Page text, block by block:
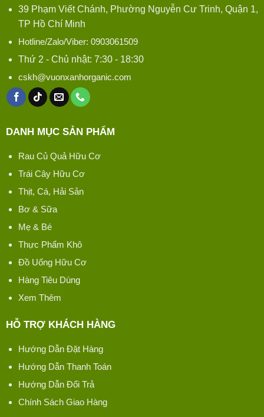
39 Phạm Viết Chánh, Phường Nguyễn Cư Trinh, Quận 1,
TP Hồ Chí Minh
Hotline/Zalo/Viber: 0903061509
Thứ 2 - Chủ nhật: 7:30 - 18:30
cskh@vuonxanhorganic.com
DANH MỤC SẢN PHẨM
Rau Củ Quả Hữu Cơ
Trái Cây Hữu Cơ
Thịt, Cá, Hải Sản
Bơ & Sữa
Mẹ & Bé
Thực Phẩm Khô
Đồ Uống Hữu Cơ
Hàng Tiêu Dùng
Xem Thêm
HỖ TRỢ KHÁCH HÀNG
Hướng Dẫn Đặt Hàng
Hướng Dẫn Thanh Toán
Hướng Dẫn Đổi Trả
Chính Sách Giao Hàng